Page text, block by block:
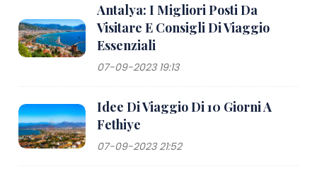
Antalya: I Migliori Posti Da
Visitare E Consigli Di Viaggio
Essenziali
07-09-2023 19:13
Idee Di Viaggio Di 10 Giorni A
Fethiye
07-09-2023 21:52